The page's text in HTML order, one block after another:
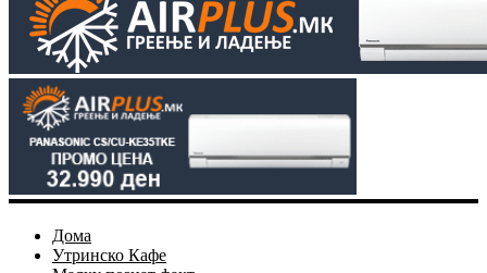
Дома
Утринско Кафе